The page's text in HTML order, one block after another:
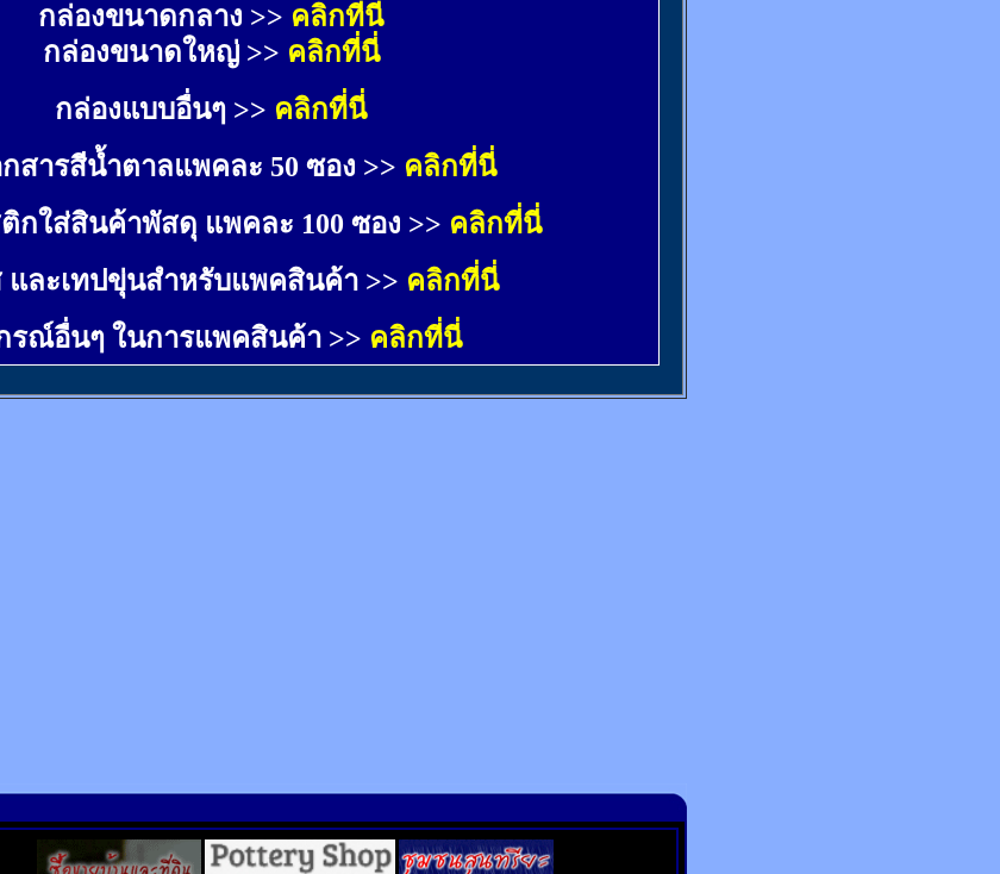
กล่องขนาดกลาง >> คลิกที่นี่
กล่องขนาดใหญ่ >> คลิกที่นี่
กล่องแบบอื่นๆ >> คลิกที่นี่
กสารสีน้ำตาลแพคละ 50 ซอง >> คลิกที่นี่
กใส่สินค้าพัสดุ แพคละ 100 ซอง >> คลิกที่นี่
และเทปขุ่นสำหรับแพคสินค้า >> คลิกที่นี่
รณ์อื่นๆ ในการแพคสินค้า >> คลิกที่นี่